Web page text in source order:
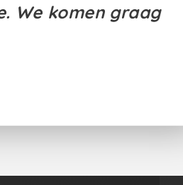
We komen graag